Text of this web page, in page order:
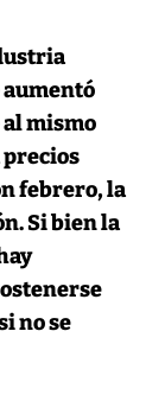
mismo
precios
febrero, la
Si bien la
no se